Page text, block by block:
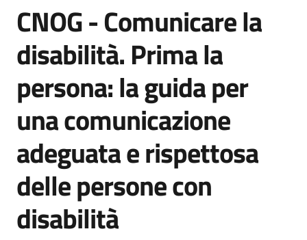
CNOG - Comunicare la
disabilità. Prima la
persona: la guida per
una comunicazione
adeguata e rispettosa
delle persone con
disabilità